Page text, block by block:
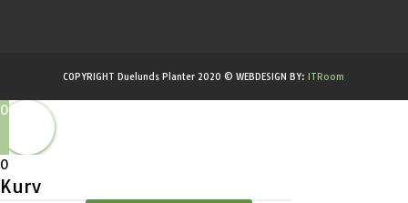
COPYRIGHT Duelunds Planter 2020 © WEBDESIGN BY: ITRoom
0
0
Kurv